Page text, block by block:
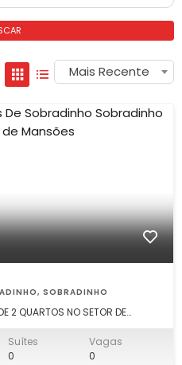
Mais Recente
SOBRADINHO
2 QUARTOS NO SETOR DE
é sozinho no lote,
Suítes
0
Vagas
0